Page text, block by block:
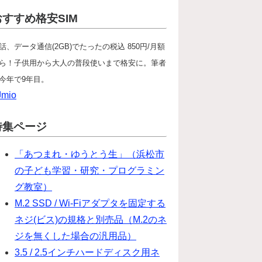
すすめ格安SIM
、データ通信(2GB)でたったの税込 850円/月額
！子供用から大人の普段使いまで格安に。筆者
年で9年目。
集ページ
「あつまれ・ゆうとう生」（浜松市
の子ども学習・研究・プログラミン
グ教室）
M.2 SSD / Wi-Fiアダプタを固定する
ネジ(ビス)の規格と別売品（M.2のネ
ジを無くした場合の汎用品）
3.5 / 2.5インチハードディスク用ネ